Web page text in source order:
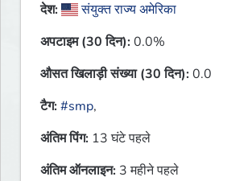
देश:
संयुक्त राज्य अमेरिका
अपटाइम (30 दिन):0.0%
औसत खिलाड़ी संख्या (30 दिन):0.0
टैग:#smp,
अंतिम पिंग: 13 घंटे पहले
अंतिम ऑनलाइन: 3 महीने पहले